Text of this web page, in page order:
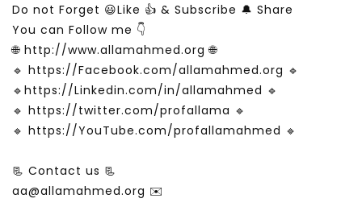
Do not Forget 😃Like 👍 & Subscribe 🔔 Share
You can Follow me 👇
🌐 http://www.allamahmed.org 🌐
🔹 https://Facebook.com/allamahmed.org 🔹
🔹https://Linkedin.com/in/allamahmed 🔹
🔹 https://twitter.com/profallama 🔹
🔹 https://YouTube.com/profallamahmed 🔹
📃 Contact us 📃
aa@allamahmed.org ✉️